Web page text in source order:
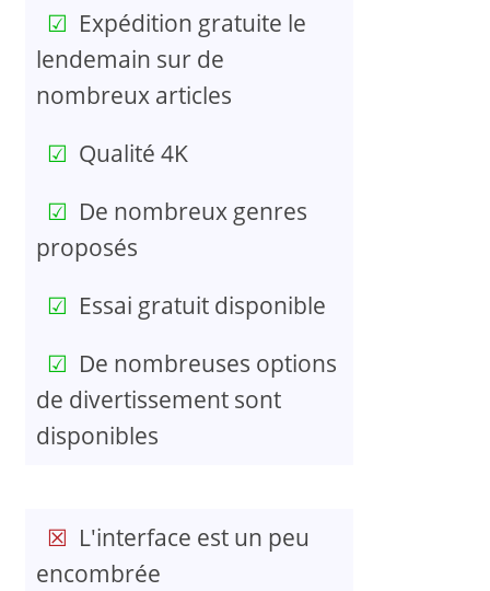
Expédition gratuite le
lendemain sur de
nombreux articles
Qualité 4K
De nombreux genres
proposés
Essai gratuit disponible
De nombreuses options
de divertissement sont
disponibles
L'interface est un peu
encombrée